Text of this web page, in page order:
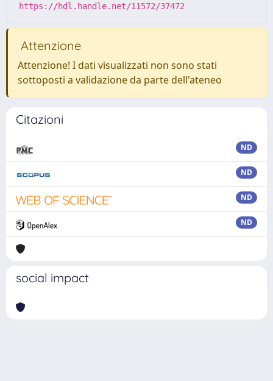
https://hdl.handle.net/11572/37472
Attenzione
Attenzione! I dati visualizzati non sono stati
sottoposti a validazione da parte dell'ateneo
Citazioni
ND
ND
ND
ND
social impact